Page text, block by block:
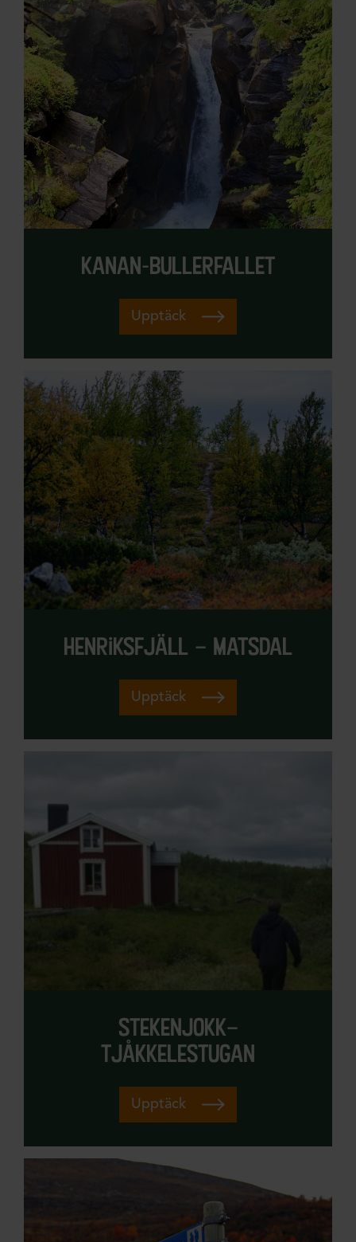
kanan-bullerfallet
Upptäck
henriksfjäll – matsdal
Upptäck
stekenjokk–
tjåkkelestugan
Upptäck